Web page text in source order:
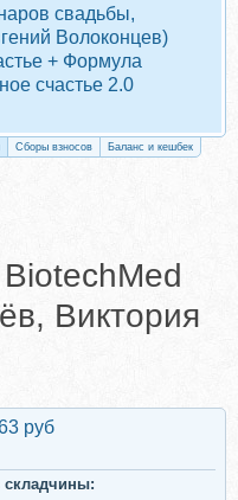
свадьбы,
Волоконцев)
+ Формула
счастье 2.0
Сборы взносов Баланс и кешбек
Виктория
руб
складчины: